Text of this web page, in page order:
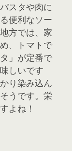
スタや肉に
便利なソー
方では、家
、トマトで
」が定番で
しいです
り染み込ん
うです。栄
よね！